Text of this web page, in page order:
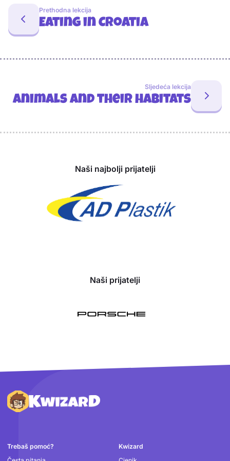
Prethodna lekcija
Eating in Croatia
Sljedeća lekcija
Animals and their habitats
Naši najbolji prijatelji
Naši prijatelji
Podnožje
Trebaš pomoć?
Kwizard